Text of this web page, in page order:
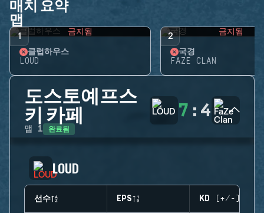
매치 요약
맵
1 금지됨
클럽하우스
LOUD
2 금지됨
국경
FAZE CLAN
도스토예프스
키 카페
맵 1 완료됨
7 : 4
LOUD
선수 EPS KD (+/-)